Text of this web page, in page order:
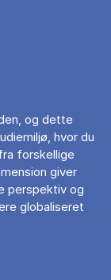
og dette
hvor du
forskellige
giver
perspektiv og
globaliseret